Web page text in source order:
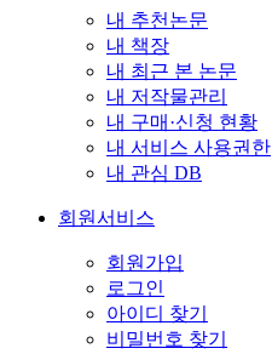
내 추천논문
내 책장
내 최근 본 논문
내 저작물관리
내 구매·신청 현황
내 서비스 사용권한
내 관심 DB
회원서비스
회원가입
로그인
아이디 찾기
비밀번호 찾기